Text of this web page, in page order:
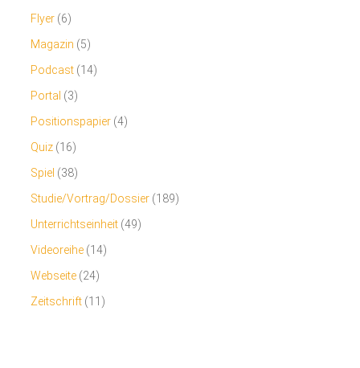
Flyer (6)
Magazin (5)
Podcast (14)
Portal (3)
Positionspapier (4)
Quiz (16)
Spiel (38)
Studie/Vortrag/Dossier (189)
Unterrichtseinheit (49)
Videoreihe (14)
Webseite (24)
Zeitschrift (11)